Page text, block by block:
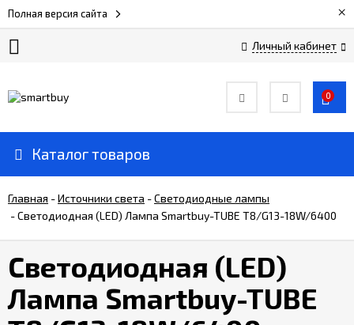
Полная версия сайта ×
Личный кабинет
Доставка
и
0
Каталог товаров
Главная -Источники света -Светодиодные лампы
-Светодиодная (LED) Лампа Smartbuy-TUBE T8/G13-18W/6400
Светодиодная (LED)
Лампа Smartbuy-TUBE